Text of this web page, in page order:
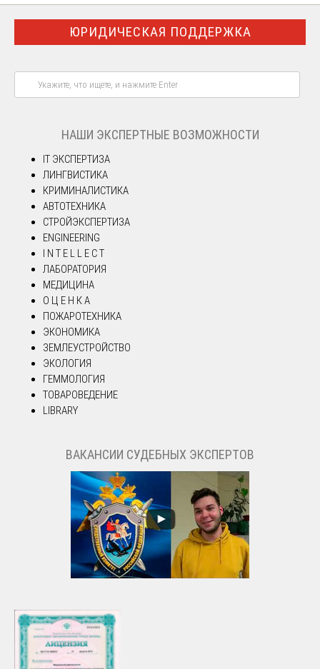
ЮРИДИЧЕСКАЯ ПОДДЕРЖКА
НАШИ ЭКСПЕРТНЫЕ ВОЗМОЖНОСТИ
IT ЭКСПЕРТИЗА
ЛИНГВИСТИКА
КРИМИНАЛИСТИКА
АВТОТЕХНИКА
СТРОЙЭКСПЕРТИЗА
ENGINEERING
I N T E L L E C T
ЛАБОРАТОРИЯ
МЕДИЦИНА
О Ц Е Н К А
ПОЖАРОТЕХНИКА
ЭКОНОМИКА
ЗЕМЛЕУСТРОЙСТВО
ЭКОЛОГИЯ
ГЕММОЛОГИЯ
ТОВАРОВЕДЕНИЕ
LIBRARY
ВАКАНСИИ СУДЕБНЫХ ЭКСПЕРТОВ